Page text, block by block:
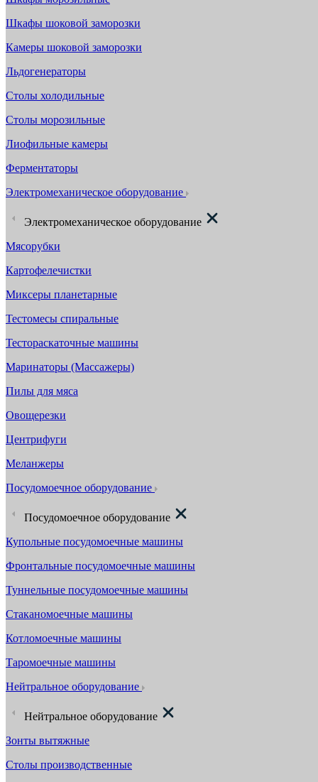
Шкафы шоковой заморозки
Камеры шоковой заморозки
Льдогенераторы
Столы холодильные
Столы морозильные
Лиофильные камеры
Ферментаторы
Электромеханическое оборудование
Электромеханическое оборудование
Мясорубки
Картофелечистки
Миксеры планетарные
Тестомесы спиральные
Тестораскаточные машины
Маринаторы (Массажеры)
Пилы для мяса
Овощерезки
Центрифуги
Меланжеры
Посудомоечное оборудование
Посудомоечное оборудование
Купольные посудомоечные машины
Фронтальные посудомоечные машины
Туннельные посудомоечные машины
Стаканомоечные машины
Котломоечные машины
Таромоечные машины
Нейтральное оборудование
Нейтральное оборудование
Зонты вытяжные
Столы производственные